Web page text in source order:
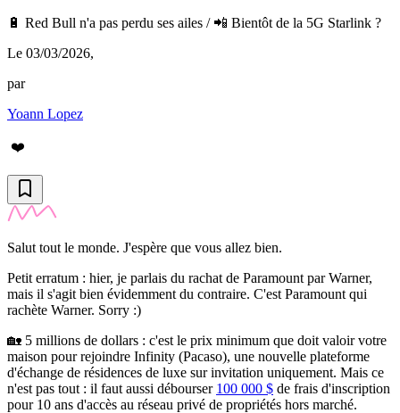
🔋 Red Bull n'a pas perdu ses ailes / 📲 Bientôt de la 5G Starlink ?
Le 03/03/2026,
par
Yoann Lopez
❤️
Salut tout le monde. J'espère que vous allez bien.
Petit erratum : hier, je parlais du rachat de Paramount par Warner,
mais il s'agit bien évidemment du contraire. C'est Paramount qui
rachète Warner. Sorry :)
🏡 5 millions de dollars : c'est le prix minimum que doit valoir votre
maison pour rejoindre Infinity (Pacaso), une nouvelle plateforme
d'échange de résidences de luxe sur invitation uniquement. Mais ce
n'est pas tout : il faut aussi débourser 100 000 $ de frais d'inscription
pour 10 ans d'accès au réseau privé de propriétés hors marché.